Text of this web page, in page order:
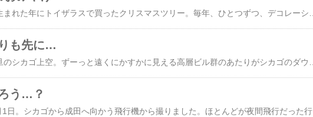
も先に…
う…？
2009年1月1日。シカゴから成田へ向かう飛行機から撮りま